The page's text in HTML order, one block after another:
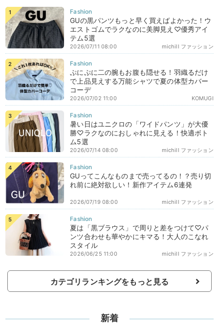
GUの黒パンツもっと早く買えばよかった！ウ
エストゴムでラクなのに美脚見え♡優秀アイ
テム5選
michill ファッション
2026/07/11 08:00
ぷにぷに二の腕もお腹も隠せる！羽織るだけ
で上品見えする万能シャツで夏の体型カバー
コーデ
KOMUGI
2026/07/02 11:00
暑い日はユニクロの「ワイドパンツ」が大優
勝♡ラクなのにおしゃれに見える！快適ボト
ム5選
michill ファッション
2026/07/14 08:00
GUってこんなものまで売ってるの！？売り切
れ前に絶対欲しい！新作アイテム6連発
michill ファッション
2026/07/19 08:00
夏は「黒ブラウス」で周りと差をつけて♡パ
ンツ合わせも華やかにキマる！大人のこなれ
スタイル
michill ファッション
2026/06/25 11:00
カテゴリランキングをもっと見る
新着